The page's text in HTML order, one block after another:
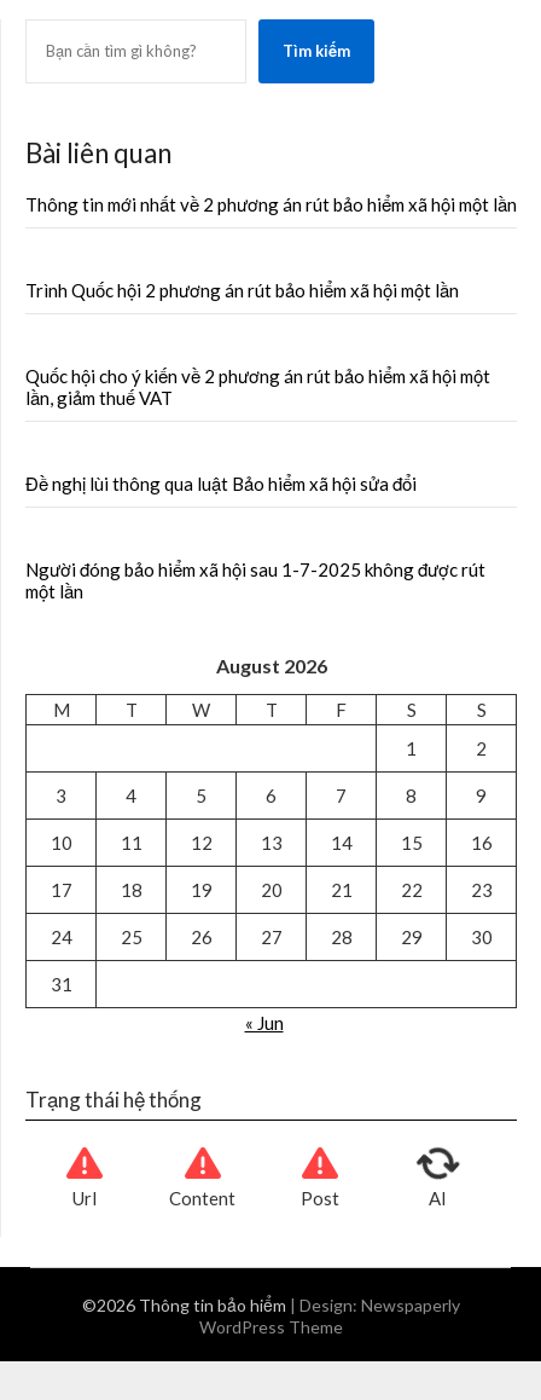
Tìm kiếm
Bài liên quan
Thông tin mới nhất về 2 phương án rút bảo hiểm xã hội một lần
Trình Quốc hội 2 phương án rút bảo hiểm xã hội một lần
Quốc hội cho ý kiến về 2 phương án rút bảo hiểm xã hội một
lần, giảm thuế VAT
Đề nghị lùi thông qua luật Bảo hiểm xã hội sửa đổi
Người đóng bảo hiểm xã hội sau 1-7-2025 không được rút
một lần
August 2026
M T W T F S
S
1
2
3 4 5 6 7 8 9
10 11 12 13 14 15 16
17 18 19 20 21 22 23
24 25 26 27 28 29 30
31
« Jun
Trạng thái hệ thống
Url Content Post AI
©2026 Thông tin bảo hiểm | Design: Newspaperly
WordPress Theme